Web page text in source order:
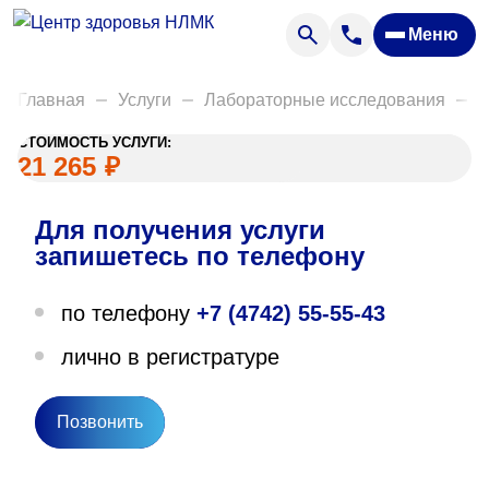
Меню
Анализы
Акции
Пациентам
Вакансии
О нас
Направления деятельности
Главная Услуги Лабораторные исследования
СТОИМОСТЬ УСЛУГИ:
21 265 ₽
Для получения услуги
запишетесь по телефону
по телефону +7 (4742) 55-55-43
лично в регистратуре
Позвонить